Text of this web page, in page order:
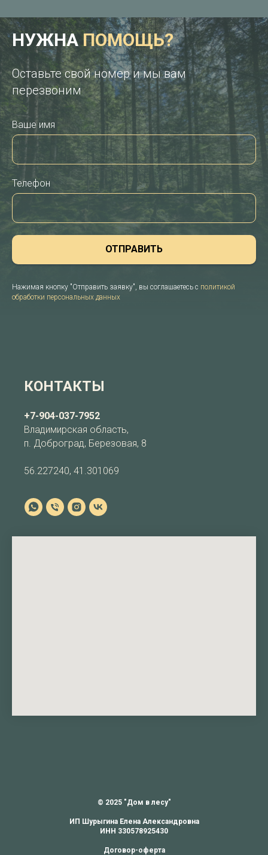
НУЖНАПОМОЩЬ?
Оставьте свой номер и мы вам
перезвоним
Ваше имя
Телефон
ОТПРАВИТЬ
Нажимая кнопку "Отправить заявку", вы соглашаетесь с политикой
обработки персональных данных
КОНТАКТЫ
+7-904-037-7952
Владимирская область,
п. Доброград, Березовая, 8
56.227240, 41.301069
© 2025 "Дом в лесу"
ИП Шурыгина Елена Александровна
ИНН 330578925430
Договор-оферта